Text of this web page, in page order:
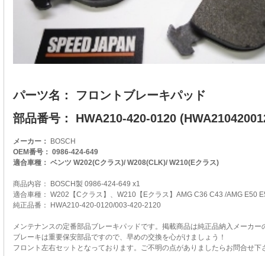
パーツ名： フロントブレーキパッド
部品番号： HWA210-420-0120
メーカー： BOSCH
OEM番号： 0986-424-649
適合車種： ベンツ W202(Cクラス)/ W208(CLK)/ W210(Eクラス)
商品内容： BOSCH製 0986-424-649 x1
適合車種： W202【Cクラス】、W210【Eクラス】AMG C36 C43 /AMG E50
純正品番： HWA210-420-0120/003-420-2120
メンテナンスの定番部品ブレーキパッドです。掲載商品は純正品納入メーカー
ブレーキは重要保安部品ですので、早めの交換を心がけましょう！
フロント左右セットとなっております。ご不明の点がありましたらお問合せ下